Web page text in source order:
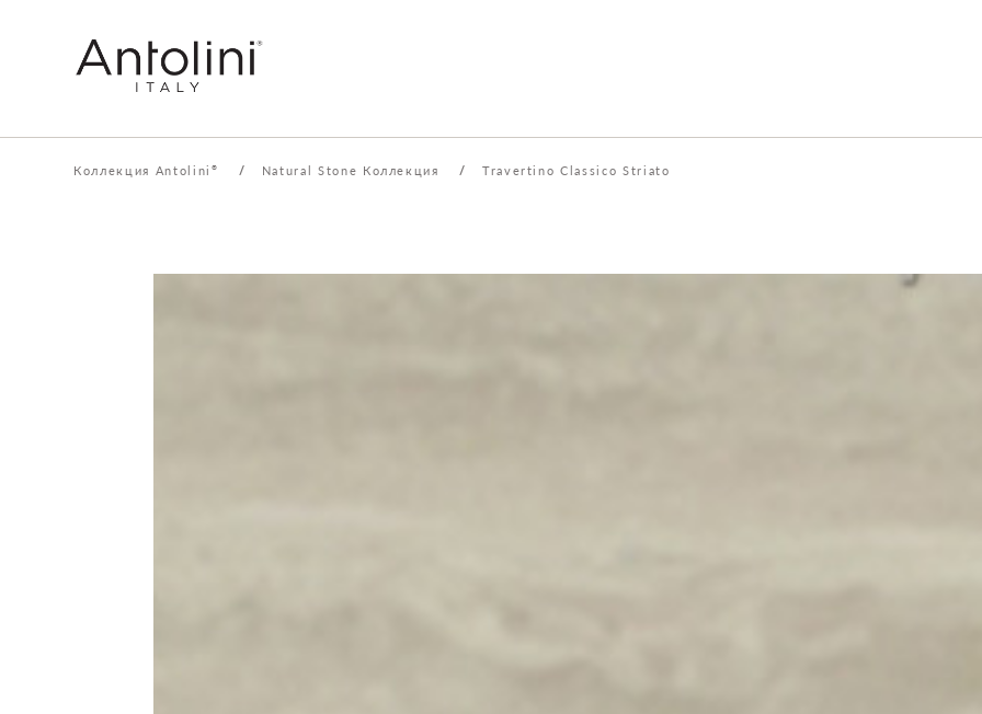
Коллекция Antolini ® / Natural Stone Коллекция / Travertino Classico Striato